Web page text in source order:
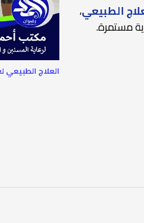
العلاج الطبيعي لعام 2026
الطبيعي،
مستمرة.